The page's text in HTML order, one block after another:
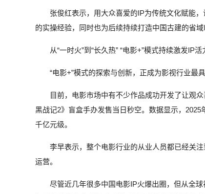
张俊红表示，用大众喜爱的IP为传统文化赋能
的实操经验，同时也为后续持续打造中国古建的省域
从“一时火”到“长久热” “电影+”模式持续激发IP活
“电影+”模式的探索与创新，正成为影视行业最
目前，电影市场中有不少作品成功开发了让观
黑战记2》盲盒手办发售当日秒空。数据显示，
千亿元级。
李早表示，整个电影行业的从业人员都已经关
运营。
尽管近几年很多中国电影IP火爆出圈，但从全